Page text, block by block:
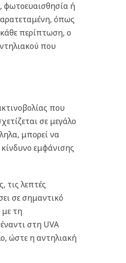
φωτοευαισθησία ή
όπως
περίπτωση, ο
που
που
σε μεγάλο
μπορεί να
εμφάνισης
τις λεπτές
σε σημαντικό
με τη
στη UVA
ώστε η αντηλιακή